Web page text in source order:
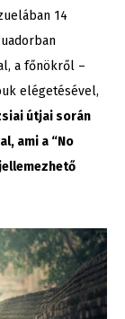
14
a főnökről –
elégetésével,
útjai során
ami a “No